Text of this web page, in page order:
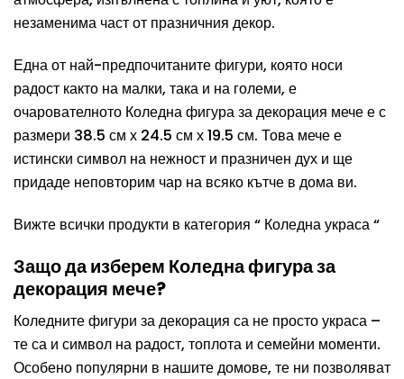
незаменима част от празничния декор.
Една от най-предпочитаните фигури, която носи
радост както на малки, така и на големи, е
очарователното Коледна фигура за декорация мече е с
размери 38.5 см х 24.5 см х 19.5 см. Това мече е
истински символ на нежност и празничен дух и ще
придаде неповторим чар на всяко кътче в дома ви.
Вижте всички продукти в категория “ Коледна украса“
Защо да изберем Коледна фигура за
декорация мече?
Коледните фигури за декорация са не просто украса –
те са и символ на радост, топлота и семейни моменти.
Особено популярни в нашите домове, те ни позволяват